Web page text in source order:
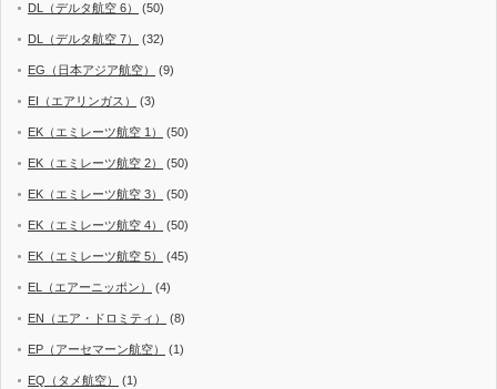
DL（デルタ航空 6） (50)
DL（デルタ航空 7） (32)
EG（日本アジア航空） (9)
EI（エアリンガス） (3)
EK（エミレーツ航空 1） (50)
EK（エミレーツ航空 2） (50)
EK（エミレーツ航空 3） (50)
EK（エミレーツ航空 4） (50)
EK（エミレーツ航空 5） (45)
EL（エアーニッポン） (4)
EN（エア・ドロミティ） (8)
EP（アーセマーン航空） (1)
EQ（タメ航空） (1)